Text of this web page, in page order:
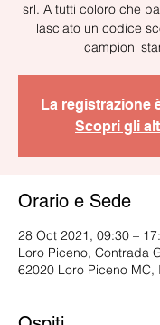
srl. A tutti coloro che
lasciato un codice
La registrazione
Scopri gli
Orario e Sede
28 Oct 2021, 09:30 –
Loro Piceno, Contrada
62020 Loro Piceno MC,